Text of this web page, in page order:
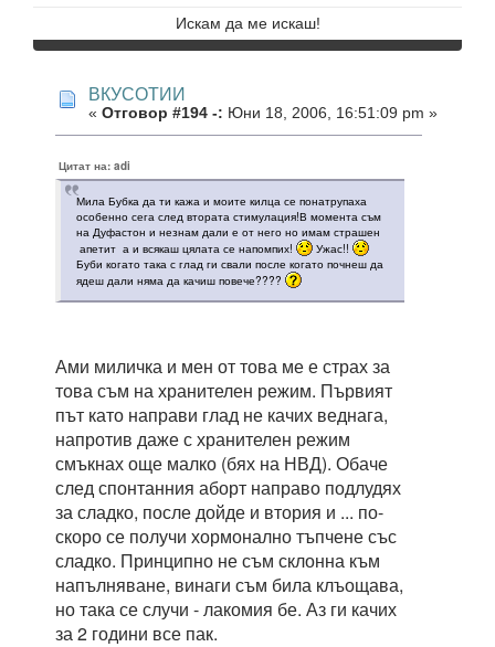
Искам да ме искаш!
ВКУСОТИИ
« Отговор #194 -: Юни 18, 2006, 16:51:09 pm »
Цитат на: adi
Мила Бубка да ти кажа и моите килца се понатрупаха
особенно сега след втората стимулация!В момента съм
на Дуфастон и незнам дали е от него но имам страшен
апетит а и всякаш цялата се напомпих!
Ужас!!
Буби когато така с глад ги свали после когато почнеш да
ядеш дали няма да качиш повече????
Ами миличка и мен от това ме е страх за
това съм на хранителен режим. Първият
път като направи глад не качих веднага,
напротив даже с хранителен режим
смъкнах още малко (бях на НВД). Обаче
след спонтанния аборт направо подлудях
за сладко, после дойде и втория и ... по-
скоро се получи хормонално тъпчене със
сладко. Принципно не съм склонна към
напълняване, винаги съм била клъощава,
но така се случи - лакомия бе. Аз ги качих
за 2 години все пак.